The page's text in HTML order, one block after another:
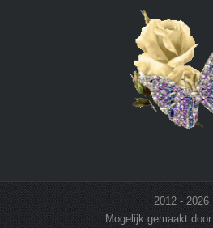
2012 - 2026
Mogelijk gemaakt door